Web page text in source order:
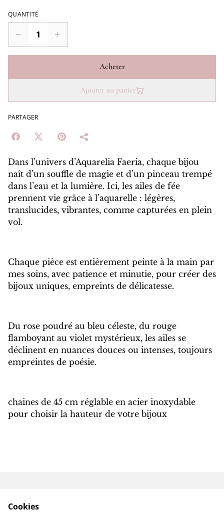
QUANTITÉ
Acheter
Ajouter au panier
PARTAGER
Dans l’univers d’Aquarelia Faeria, chaque bijou
naît d’un souffle de magie et d’un pinceau trempé
dans l’eau et la lumière. Ici, les ailes de fée
prennent vie grâce à l’aquarelle : légères,
translucides, vibrantes, comme capturées en plein
vol.
Chaque pièce est entièrement peinte à la main par
mes soins, avec patience et minutie, pour créer des
bijoux uniques, empreints de délicatesse.
Du rose poudré au bleu céleste, du rouge
flamboyant au violet mystérieux, les ailes se
déclinent en nuances douces ou intenses, toujours
empreintes de poésie.
chaines de 45 cm réglable en acier inoxydable
pour choisir la hauteur de votre bijoux
Cookies